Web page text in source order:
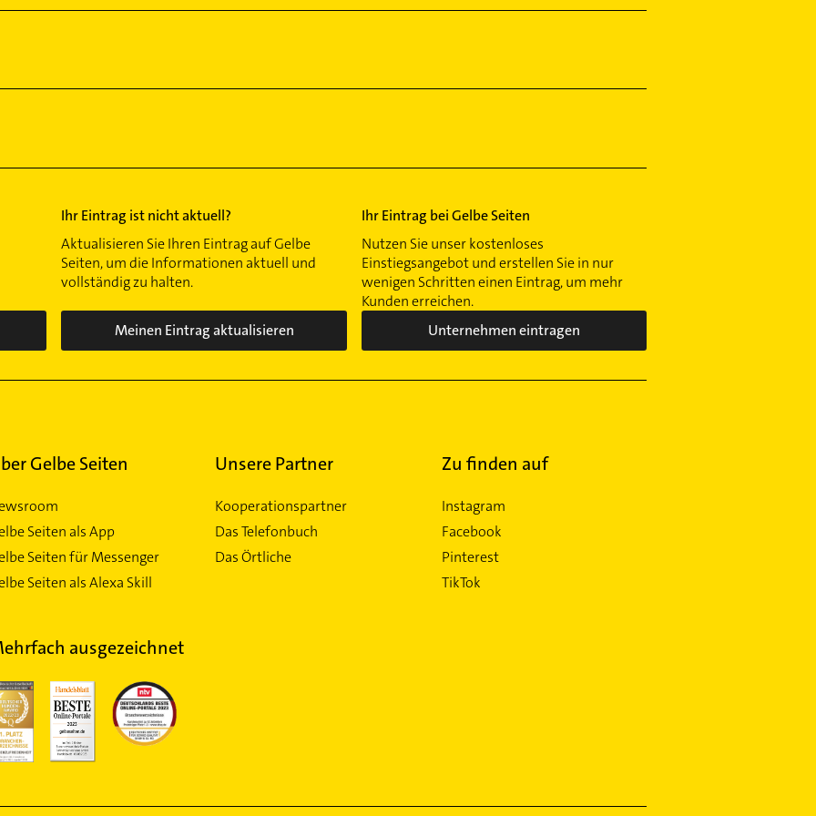
Ihr Eintrag ist nicht aktuell?
Aktualisieren Sie Ihren Eintrag auf Gelbe
Seiten, um die Informationen aktuell und
vollständig zu halten.
Meinen Eintrag aktualisieren
Ihr Eintrag bei Gelbe Seiten
Nutzen Sie unser kostenloses
Einstiegsangebot und erstellen Sie in nur
wenigen Schritten einen Eintrag, um mehr
Kunden erreichen.
Unternehmen eintragen
Gelbe Seiten
Seiten als App
Seiten für Messenger
Seiten als Alexa Skill
Unsere Partner
Kooperationspartner
Das Telefonbuch
Das Örtliche
Zu finden auf
Instagram
Facebook
Pinterest
TikTok
ausgezeichnet